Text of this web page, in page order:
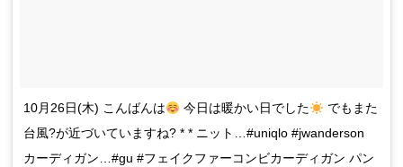
10月26日(木) こんばんは 今日は暖かい日でした
でもまた
台風?が近づいていますね? * * ニット…#uniqlo #jwanderson
カーディガン…#gu #フェイクファーコンビカーディガン パン